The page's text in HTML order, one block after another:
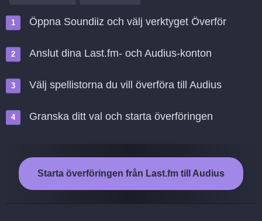
Öppna Soundiiz och välj verktyget Överför
Anslut dina Last.fm- och Audius-konton
Välj spellistorna du vill överföra till Audius
Granska ditt val och starta överföringen
Starta överföringen från Last.fm till Audius